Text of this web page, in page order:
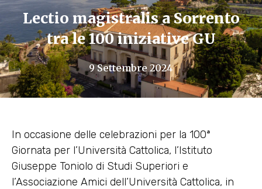
Lectio magistralis a Sorrento
tra le 100 iniziative GU
9 Settembre 2024
In occasione delle celebrazioni per la 100ª
Giornata per l’Università Cattolica, l’Istituto
Giuseppe Toniolo di Studi Superiori e
l’Associazione Amici dell’Università Cattolica, in